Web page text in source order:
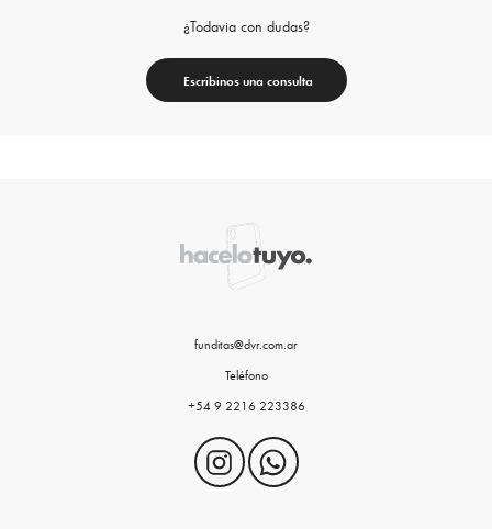
¿Todavia con dudas?
Escribinos una consulta
funditas@dvr.com.ar
Teléfono
+54 9 2216 223386